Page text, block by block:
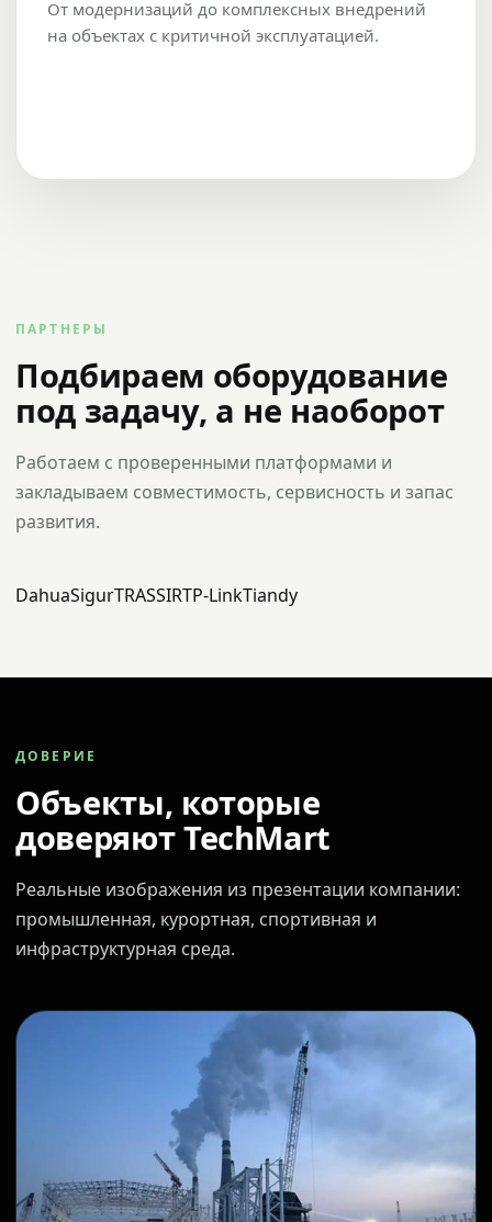
От модернизаций до комплексных внедрений
на объектах с критичной эксплуатацией.
ПАРТНЕРЫ
Подбираем оборудование
под задачу, а не наоборот
Работаем с проверенными платформами и
закладываем совместимость, сервисность и запас
развития.
DahuaSigurTRASSIRTP-LinkTiandy
ДОВЕРИЕ
Объекты, которые
доверяют TechMart
Реальные изображения из презентации компании:
промышленная, курортная, спортивная и
инфраструктурная среда.